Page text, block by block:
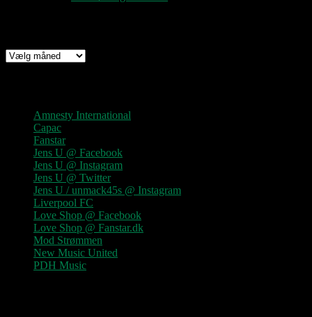
Arkiv
Amnesty International
Capac
Fanstar
Jens U @ Facebook
Jens U @ Instagram
Jens U @ Twitter
Jens U / unmack45s @ Instagram
Liverpool FC
Love Shop @ Facebook
Love Shop @ Fanstar.dk
Mod Strømmen
New Music United
PDH Music